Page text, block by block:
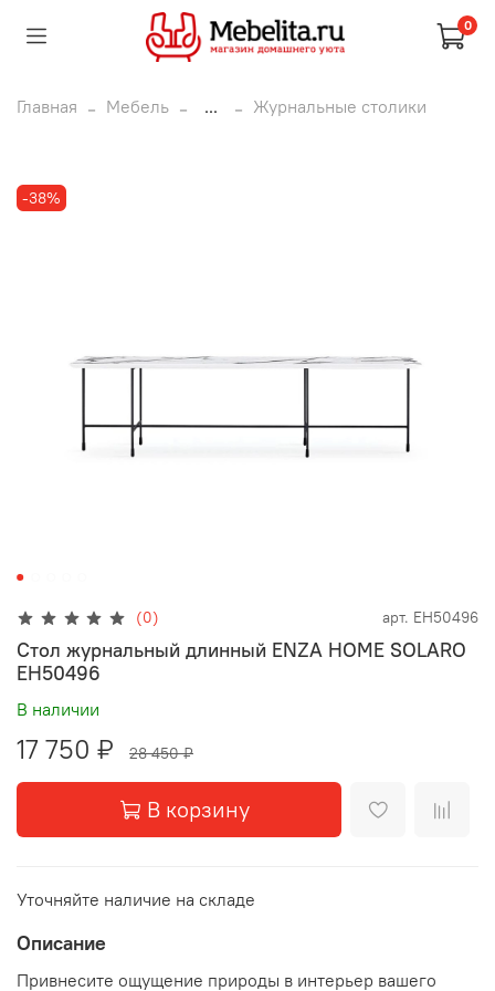
0
Главная Мебель ... Журнальные столики
-38%
(0) арт. EH50496
Стол журнальный длинный ENZA HOME SOLARO
EH50496
В наличии
17 750 ₽ 28 450 ₽
В корзину
Уточняйте наличие на складе
Описание
Привнесите ощущение природы в интерьер вашего